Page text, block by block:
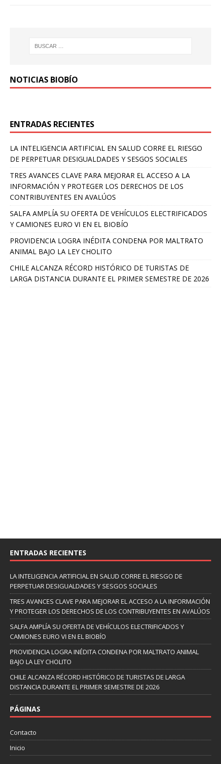
NOTICIAS BIOBÍO
ENTRADAS RECIENTES
LA INTELIGENCIA ARTIFICIAL EN SALUD CORRE EL RIESGO
DE PERPETUAR DESIGUALDADES Y SESGOS SOCIALES
TRES AVANCES CLAVE PARA MEJORAR EL ACCESO A LA
INFORMACIÓN Y PROTEGER LOS DERECHOS DE LOS
CONTRIBUYENTES EN AVALÚOS
SALFA AMPLÍA SU OFERTA DE VEHÍCULOS ELECTRIFICADOS
Y CAMIONES EURO VI EN EL BIOBÍO
PROVIDENCIA LOGRA INÉDITA CONDENA POR MALTRATO
ANIMAL BAJO LA LEY CHOLITO
CHILE ALCANZA RÉCORD HISTÓRICO DE TURISTAS DE
LARGA DISTANCIA DURANTE EL PRIMER SEMESTRE DE 2026
ENTRADAS RECIENTES
LA INTELIGENCIA ARTIFICIAL EN SALUD CORRE EL RIESGO DE
PERPETUAR DESIGUALDADES Y SESGOS SOCIALES
TRES AVANCES CLAVE PARA MEJORAR EL ACCESO A LA INFORMACIÓN
Y PROTEGER LOS DERECHOS DE LOS CONTRIBUYENTES EN AVALÚOS
SALFA AMPLÍA SU OFERTA DE VEHÍCULOS ELECTRIFICADOS Y
CAMIONES EURO VI EN EL BIOBÍO
PROVIDENCIA LOGRA INÉDITA CONDENA POR MALTRATO ANIMAL
BAJO LA LEY CHOLITO
CHILE ALCANZA RÉCORD HISTÓRICO DE TURISTAS DE LARGA
DISTANCIA DURANTE EL PRIMER SEMESTRE DE 2026
PÁGINAS
Contacto
Inicio